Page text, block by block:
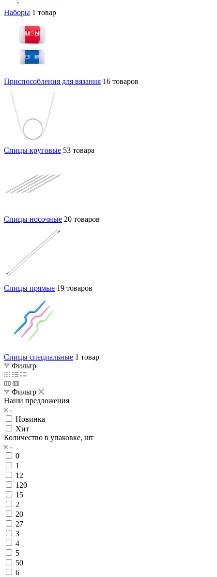
Наборы 1 товар
Приспособления для вязания 16 товаров
Спицы круговые 53 товара
Спицы носочные 20 товаров
Спицы прямые 19 товаров
Спицы специальные 1 товар
Фильтр
Фильтр
Наши предложения
Новинка
Хит
Количество в упаковке, шт
0
1
12
120
15
2
20
27
3
4
5
50
6